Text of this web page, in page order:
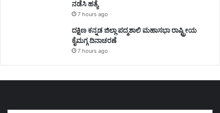
ನಡೆಸಿ ಹತ್ಯೆ
7 hours ago
ದಕ್ಷಿಣ ಕನ್ನಡ ಜಿಲ್ಲಾ ಪದ್ಮಶಾಲಿ ಮಹಾಸಭಾ ರಾಷ್ಟ್ರೀಯ
ಕೈಮಗ್ಗ ದಿನಾಚರಣೆ
7 hours ago